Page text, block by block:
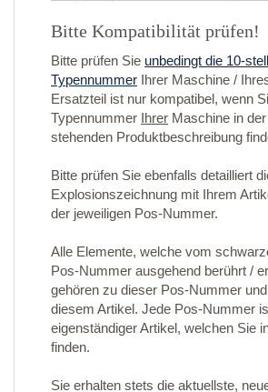
Bitte Kompatibilität prüfen!
Bitte prüfen Sie unbedingt die 10-
Typennummer Ihrer Maschine /
Ersatzteil ist nur kompatibel, wenn
Typennummer Ihrer Maschine in
stehenden Produktbeschreibung
Bitte prüfen Sie ebenfalls detailliert
Explosionszeichnung mit Ihrem
der jeweiligen Pos-Nummer.
Alle Elemente, welche vom
Pos-Nummer ausgehend berührt /
gehören zu dieser Pos-Nummer
diesem Artikel. Jede Pos-Nummer
eigenständiger Artikel, welchen Sie
finden.
Sie erhalten stets die aktuellste,